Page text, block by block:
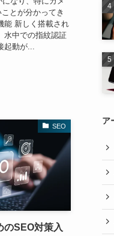
とが分かってき
能 新しく搭載され
水中での指紋認証
動が...
SEO
のSEO対策入
ア